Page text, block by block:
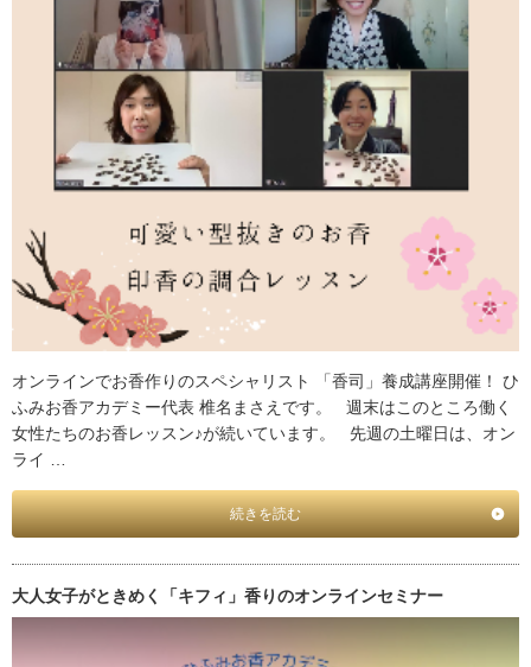
オンラインでお香作りのスペシャリスト 「香司」養成講座開催！ ひ
ふみお香アカデミー代表 椎名まさえです。 週末はこのところ働く
女性たちのお香レッスン♪が続いています。 先週の土曜日は、オン
ライ …
続きを読む
大人女子がときめく「キフィ」香りのオンラインセミナー